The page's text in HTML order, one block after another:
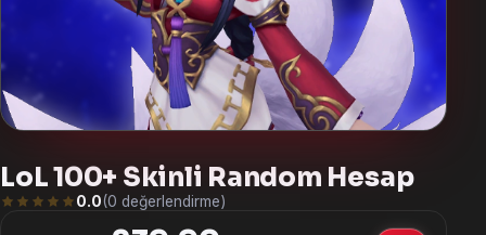
Français — EUR
— EUR
Polski
LoL 100+ Skinli Random Hesap
0.0(0 değerlendirme)